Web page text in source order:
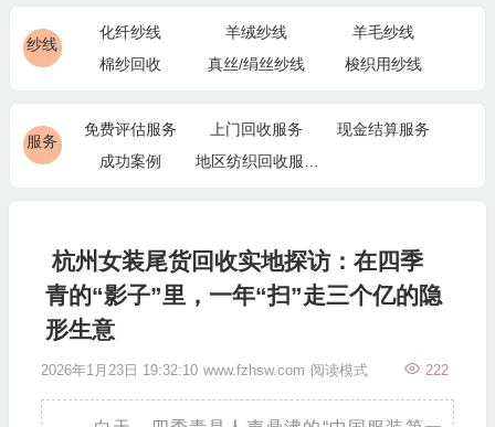
纱线
化纤纱线 羊绒纱线
羊毛纱线
棉纱回收
真丝/绢丝纱线 梭织用纱线
服务
免费评估服务 上门回收服务
现金结算服务
成功案例
杭州女装尾货回收实地探访：在四季
青的“影子”里，一年“扫”走三个亿的隐
形生意
2026年1月23日 19:32:10 www.fzhsw.com 222
阅读模式